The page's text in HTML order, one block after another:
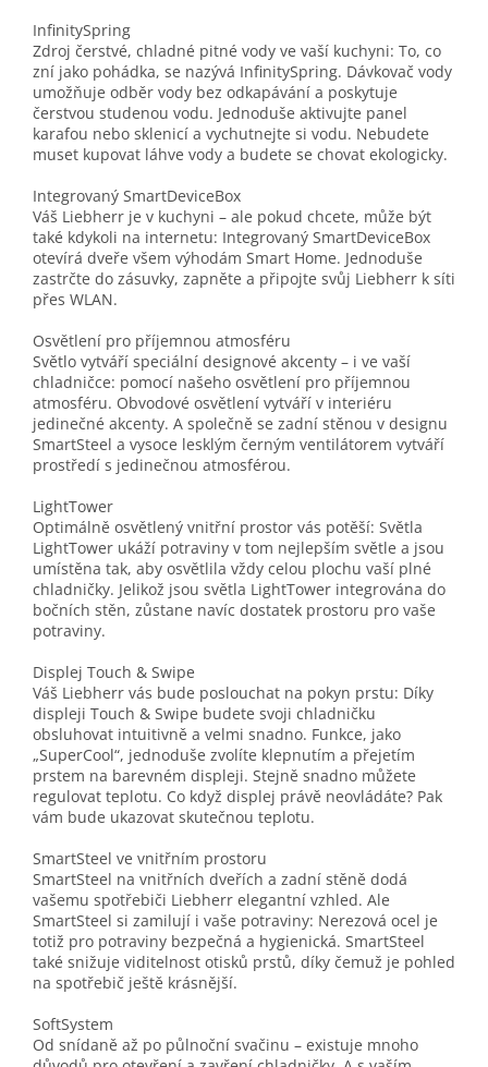
InfinitySpring
Zdroj čerstvé, chladné pitné vody ve vaší kuchyni: To, co
zní jako pohádka, se nazývá InfinitySpring. Dávkovač vody
umožňuje odběr vody bez odkapávání a poskytuje
čerstvou studenou vodu. Jednoduše aktivujte panel
karafou nebo sklenicí a vychutnejte si vodu. Nebudete
muset kupovat láhve vody a budete se chovat ekologicky.
Integrovaný SmartDeviceBox
Váš Liebherr je v kuchyni – ale pokud chcete, může být
také kdykoli na internetu: Integrovaný SmartDeviceBox
otevírá dveře všem výhodám Smart Home. Jednoduše
zastrčte do zásuvky, zapněte a připojte svůj Liebherr k síti
přes WLAN.
Osvětlení pro příjemnou atmosféru
Světlo vytváří speciální designové akcenty – i ve vaší
chladničce: pomocí našeho osvětlení pro příjemnou
atmosféru. Obvodové osvětlení vytváří v interiéru
jedinečné akcenty. A společně se zadní stěnou v designu
SmartSteel a vysoce lesklým černým ventilátorem vytváří
prostředí s jedinečnou atmosférou.
LightTower
Optimálně osvětlený vnitřní prostor vás potěší: Světla
LightTower ukáží potraviny v tom nejlepším světle a jsou
umístěna tak, aby osvětlila vždy celou plochu vaší plné
chladničky. Jelikož jsou světla LightTower integrována do
bočních stěn, zůstane navíc dostatek prostoru pro vaše
potraviny.
Displej Touch & Swipe
Váš Liebherr vás bude poslouchat na pokyn prstu: Díky
displeji Touch & Swipe budete svoji chladničku
obsluhovat intuitivně a velmi snadno. Funkce, jako
„SuperCool“, jednoduše zvolíte klepnutím a přejetím
prstem na barevném displeji. Stejně snadno můžete
regulovat teplotu. Co když displej právě neovládáte? Pak
vám bude ukazovat skutečnou teplotu.
SmartSteel ve vnitřním prostoru
SmartSteel na vnitřních dveřích a zadní stěně dodá
vašemu spotřebiči Liebherr elegantní vzhled. Ale
SmartSteel si zamilují i vaše potraviny: Nerezová ocel je
totiž pro potraviny bezpečná a hygienická. SmartSteel
také snižuje viditelnost otisků prstů, díky čemuž je pohled
na spotřebič ještě krásnější.
SoftSystem
Od snídaně až po půlnoční svačinu – existuje mnoho